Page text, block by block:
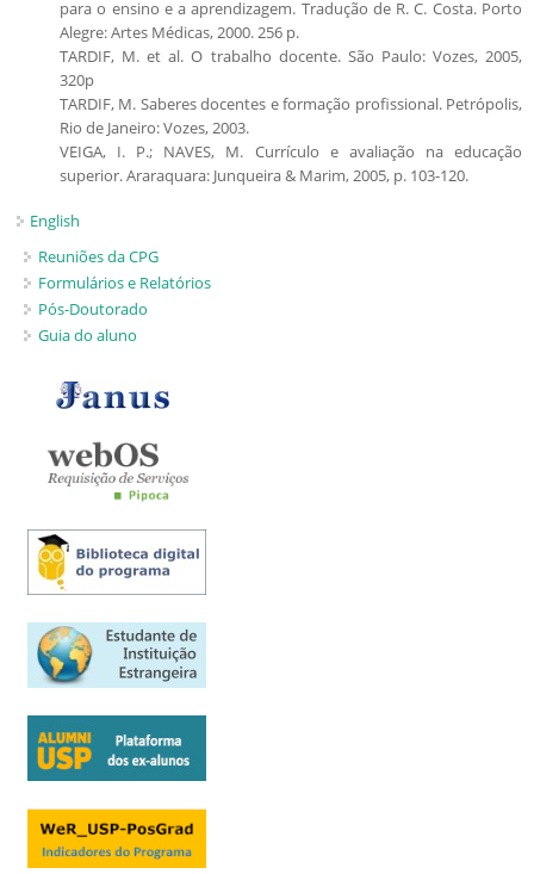
para o ensino e a aprendizagem. Tradução de R. C. Costa. Porto
Alegre: Artes Médicas, 2000. 256 p.
TARDIF, M. et al. O trabalho docente. São Paulo: Vozes, 2005,
320p
TARDIF, M. Saberes docentes e formação profissional. Petrópolis,
Rio de Janeiro: Vozes, 2003.
VEIGA, I. P.; NAVES, M. Currículo e avaliação na educação
superior. Araraquara: Junqueira & Marim, 2005, p. 103-120.
English
Reuniões da CPG
Formulários e Relatórios
Pós-Doutorado
Guia do aluno